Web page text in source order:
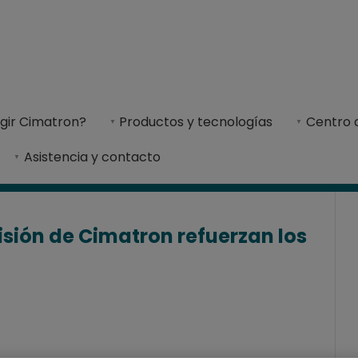
Cimatron? Productos y tecnologías
Centro
Asistencia y contacto
de producción estables gracias a las mediciones de calidad en
sistemas de envasado de alta calidad,
de
de Cimatron refuerzan los